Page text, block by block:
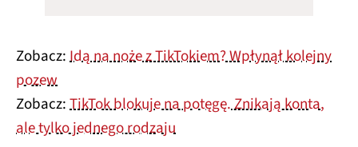
Zobacz:Idą na noże z TikTokiem? Wpłynął kolejny
pozew
Zobacz:TikTok blokuje na potęgę. Znikają konta,
ale tylko jednego rodzaju